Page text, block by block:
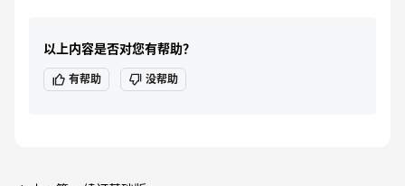
以上内容是否对您有帮助？
有帮助 没帮助